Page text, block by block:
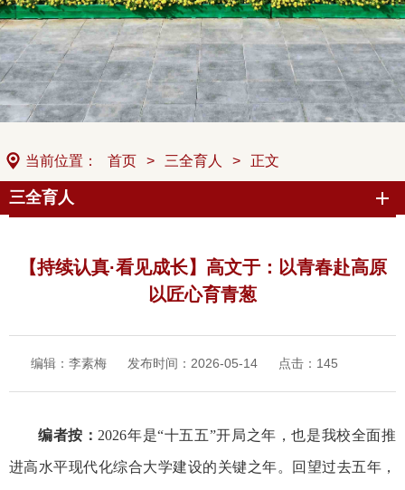
当前位置： 首页 > 三全育人 > 正文
三全育人
【持续认真·看见成长】高文于：以青春赴高原
以匠心育青葱
编辑：李素梅 发布时间：2026-05-14 点击： 145
编者按： 2026年是“十五五”开局之年，也是我校全面推
进高水平现代化综合大学建设的关键之年。回望过去五年，